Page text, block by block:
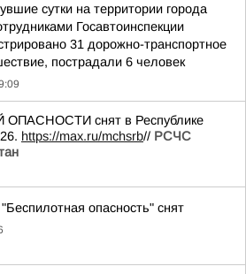
сутки на территории города
Госавтоинспекции
31 дорожно-транспортное
пострадали 6 человек
снят в Республике
https://max.ru/mchsrb// РСЧС
опасность" снят